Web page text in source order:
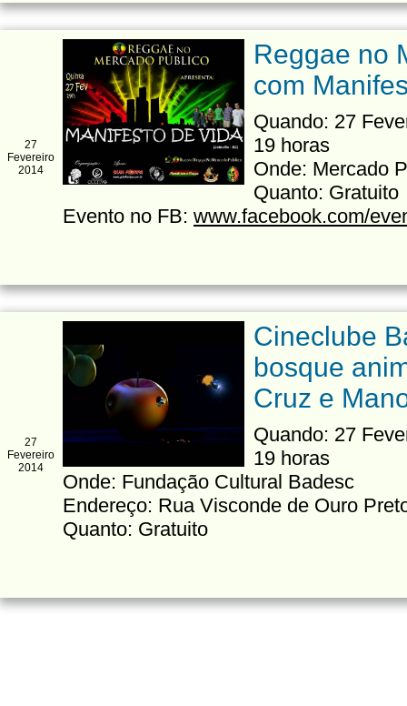
27
Fevereiro
2014
Reggae no
com
Quando: 27
19 horas
Onde: Mercado
Quanto: Gratuito
Evento no FB: www.facebook.com/
27
Fevereiro
2014
Cineclube
bosque
Cruz e
Quando: 27
19 horas
Onde: Fundação Cultural Badesc
Endereço: Rua Visconde de Ouro
Quanto: Gratuito